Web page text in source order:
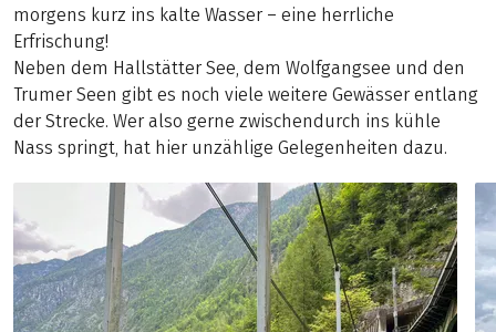
morgens kurz ins kalte Wasser – eine herrliche
Erfrischung!
Neben dem Hallstätter See, dem Wolfgangsee und den
Trumer Seen gibt es noch viele weitere Gewässer entlang
der Strecke. Wer also gerne zwischendurch ins kühle
Nass springt, hat hier unzählige Gelegenheiten dazu.